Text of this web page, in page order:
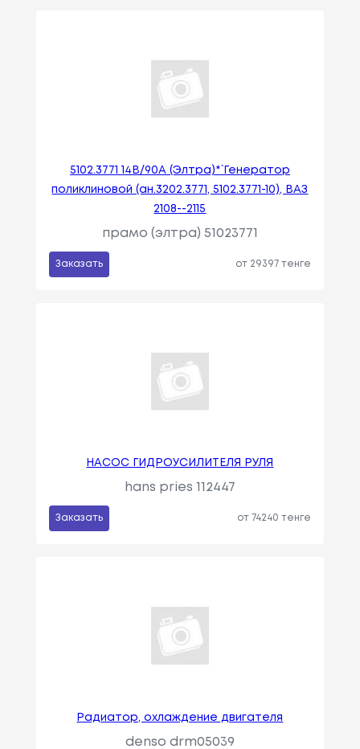
5102.3771 14В/90А (Элтра)*` Генератор
поликлиновой (ан.3202.3771, 5102.3771-10), ВАЗ
2108--2115
прамо (элтра) 51023771
Заказать от 29397 тенге
НАСОС ГИДРОУСИЛИТЕЛЯ РУЛЯ
hans pries 112447
Заказать от 74240 тенге
Радиатор, охлаждение двигателя
denso drm05039